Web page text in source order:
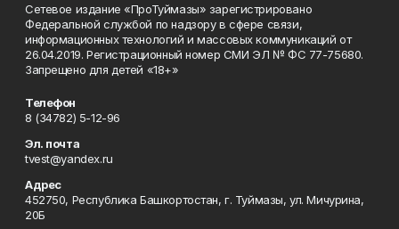
Сетевое издание «ПроТуймазы» зарегистрировано
Федеральной службой по надзору в сфере связи,
информационных технологий и массовых коммуникаций от
26.04.2019. Регистрационный номер СМИ ЭЛ № ФС 77-75680.
Запрещено для детей «18+»
Телефон
8 (34782) 5-12-96
Эл. почта
tvest@yandex.ru
Адрес
452750, Республика Башкортостан, г. Туймазы, ул. Мичурина,
20Б